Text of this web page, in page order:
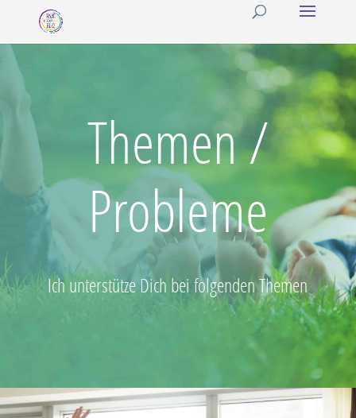
Themen /
Probleme
Ich unterstütze Dich bei folgenden Themen